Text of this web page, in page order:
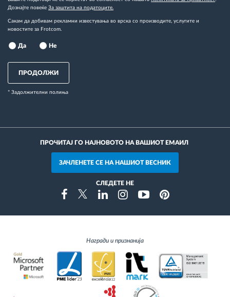
Дознајте повеќе За заштита на податоците.
Сакам да добивам рекламни известувања во врска со производите, услугите и
новостите за Frotcom.
Да Не
ПРОДОЛЖИ
* Задолжителни полиња
ПРОЧИТАЈ ГО НАЈНОВОТО НА ВАШИОТ ЕМАИЛ
ЗАЧЛЕНЕТЕ СЕ НА НАШИОТ ВЕСНИК
СЛЕДЕТЕ НЕ
FacebookTwitterLinkedinInstragramYoutubePinterest
Награди и признанија